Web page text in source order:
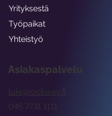
Asiakaspalvelu
tuki@rockway.fi
045 7731 1111
Yrityksestä
Työpaikat
Yhteistyö